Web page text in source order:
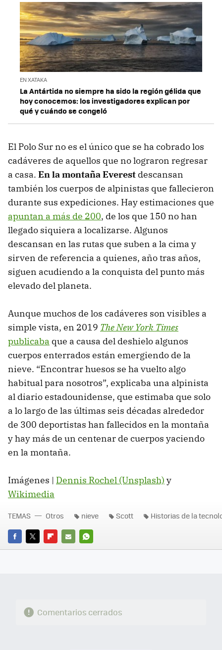
EN XATAKA
La Antártida no siempre ha sido la región gélida que
hoy conocemos: los investigadores explican por
qué y cuándo se congeló
El Polo Sur no es el único que se ha cobrado los
cadáveres de aquellos que no lograron regresar
a casa. En la montaña Everest descansan
también los cuerpos de alpinistas que fallecieron
durante sus expediciones. Hay estimaciones que
apuntan a más de 200, de los que 150 no han
llegado siquiera a localizarse. Algunos
descansan en las rutas que suben a la cima y
sirven de referencia a quienes, año tras años,
siguen acudiendo a la conquista del punto más
elevado del planeta.
Aunque muchos de los cadáveres son visibles a
simple vista, en 2019 The New York Times
publicaba que a causa del deshielo algunos
cuerpos enterrados están emergiendo de la
nieve. “Encontrar huesos se ha vuelto algo
habitual para nosotros”, explicaba una alpinista
al diario estadounidense, que estimaba que solo
a lo largo de las últimas seis décadas alrededor
de 300 deportistas han fallecidos en la montaña
y hay más de un centenar de cuerpos yaciendo
en la montaña.
Imágenes | Dennis Rochel (Unsplash) y
Wikimedia
FACEBOOK
TWITTERFLIPBOARD
E-
WHATSAPP
TEMAS Otros nieve Scott Historias de la
Comentarios cerrados